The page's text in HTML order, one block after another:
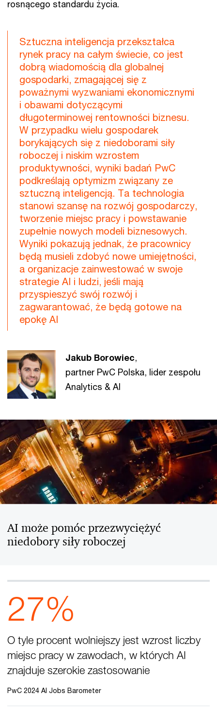
rosnącego standardu życia.
Sztuczna inteligencja przekształca
rynek pracy na całym świecie, co jest
dobrą wiadomością dla globalnej
gospodarki, zmagającej się z
poważnymi wyzwaniami ekonomicznymi
i obawami dotyczącymi
długoterminowej rentowności biznesu.
W przypadku wielu gospodarek
borykających się z niedoborami siły
roboczej i niskim wzrostem
produktywności, wyniki badań PwC
podkreślają optymizm związany ze
sztuczną inteligencją. Ta technologia
stanowi szansę na rozwój gospodarczy,
tworzenie miejsc pracy i powstawanie
zupełnie nowych modeli biznesowych.
Wyniki pokazują jednak, że pracownicy
będą musieli zdobyć nowe umiejętności,
a organizacje zainwestować w swoje
strategie AI i ludzi, jeśli mają
przyspieszyć swój rozwój i
zagwarantować, że będą gotowe na
epokę AI
Jakub Borowiec,
partner PwC Polska, lider zespołu
Analytics & AI
AI może pomóc przezwyciężyć
niedobory siły roboczej
27%
O tyle procent wolniejszy jest wzrost liczby
miejsc pracy w zawodach, w których AI
znajduje szerokie zastosowanie
PwC 2024 AI Jobs Barometer